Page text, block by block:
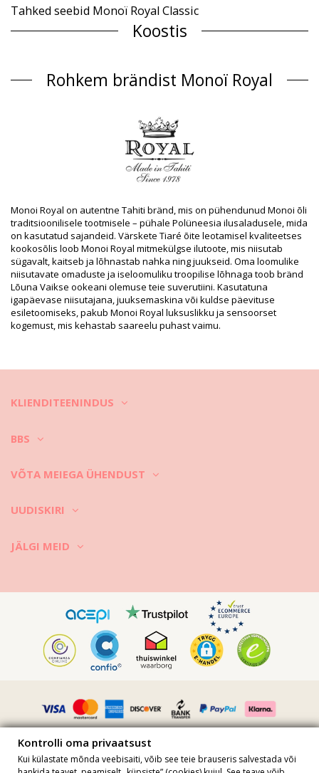
Tahked seebid Monoï Royal Classic
Koostis
Tootekirjeldus
Paki sisu: 1 x Tahked seebid (Muid lisasid komplekt ei sisalda)
EAN: Suurus unikaalne (7899650001191)
Tarnija viide: PS150RYTAM
Kaal: 130g / 0.29lb / 4.59oz
Pesemis- ja hooldusjuhised
Hooldusjuhised tootele: Monoï Royal Savon Creme De
Tamanu By Anoea Bora Bora
Rohkem brändist Monoï Royal
Monoi Royal on autentne Tahiti bränd, mis on pühendunud Monoi õli
traditsioonilisele tootmisele – pühale Polüneesia ilusaladusele, mida
on kasutatud sajandeid. Värskete Tiaré õite leotamisel kvaliteetses
kookosõlis loob Monoi Royal mitmekülgse ilutoote, mis niisutab
sügavalt, kaitseb ja lõhnastab nahka ning juukseid. Oma loomulike
niisutavate omaduste ja iseloomuliku troopilise lõhnaga toob bränd
Lõuna Vaikse ookeani olemuse teie suverutiini. Kasutatuna
igapäevase niisutajana, juuksemaskina või kuldse päevituse
esiletoomiseks, pakub Monoi Royal luksuslikku ja sensoorset
kogemust, mis kehastab saareelu puhast vaimu.
KLIENDITEENINDUS
BBS
VÕTA MEIEGA ÜHENDUST
UUDISKIRI
JÄLGI MEID
Kontrolli oma privaatsust
Kui külastate mõnda veebisaiti, võib see teie brauseris salvestada või